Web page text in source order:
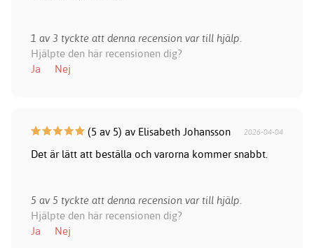
1 av 3 tyckte att denna recension var till hjälp.
Hjälpte den här recensionen dig?
Ja
Nej
(5 av 5) av Elisabeth Johansson 2026-04-04
Det är lätt att beställa och varorna kommer snabbt.
5 av 5 tyckte att denna recension var till hjälp.
Hjälpte den här recensionen dig?
Ja
Nej